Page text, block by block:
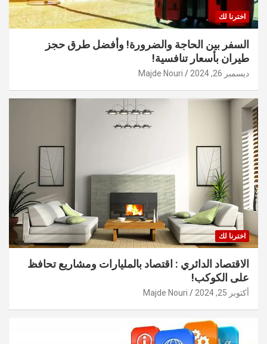
اخترنا لك
السفر بين الحاجة والضرورة! وأفضل طرق حجز
طيران بأسعار تنافسية!
ديسمبر 26, 2024 Majde Nouri
اخترنا لك
الاقتصاد الدائري : اقتصاد بالمليارات ومشاريع تحافظ
على الكوكب!
أكتوبر 25, 2024 Majde Nouri